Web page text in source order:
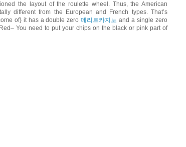
the layout of the roulette wheel. Thus, the American
different from the European and French types. That’s
of} it has a double zero메리트카지노 and a single zero
You need to put your chips on the black or pink part of